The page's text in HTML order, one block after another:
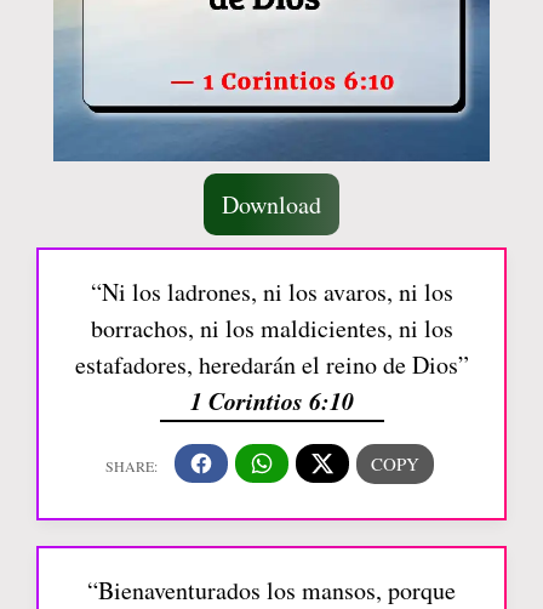
Download
“Ni los ladrones, ni los avaros, ni los
borrachos, ni los maldicientes, ni los
estafadores, heredarán el reino de Dios”
1 Corintios 6:10
“Bienaventurados los mansos, porque